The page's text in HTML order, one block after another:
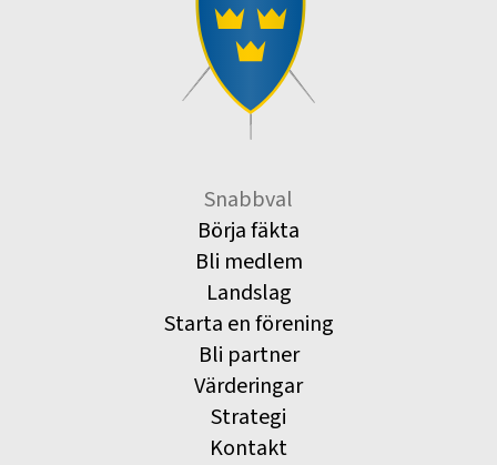
Snabbval
Börja fäkta
Bli medlem
Landslag
Starta en förening
Bli partner
Värderingar
Strategi
Kontakt